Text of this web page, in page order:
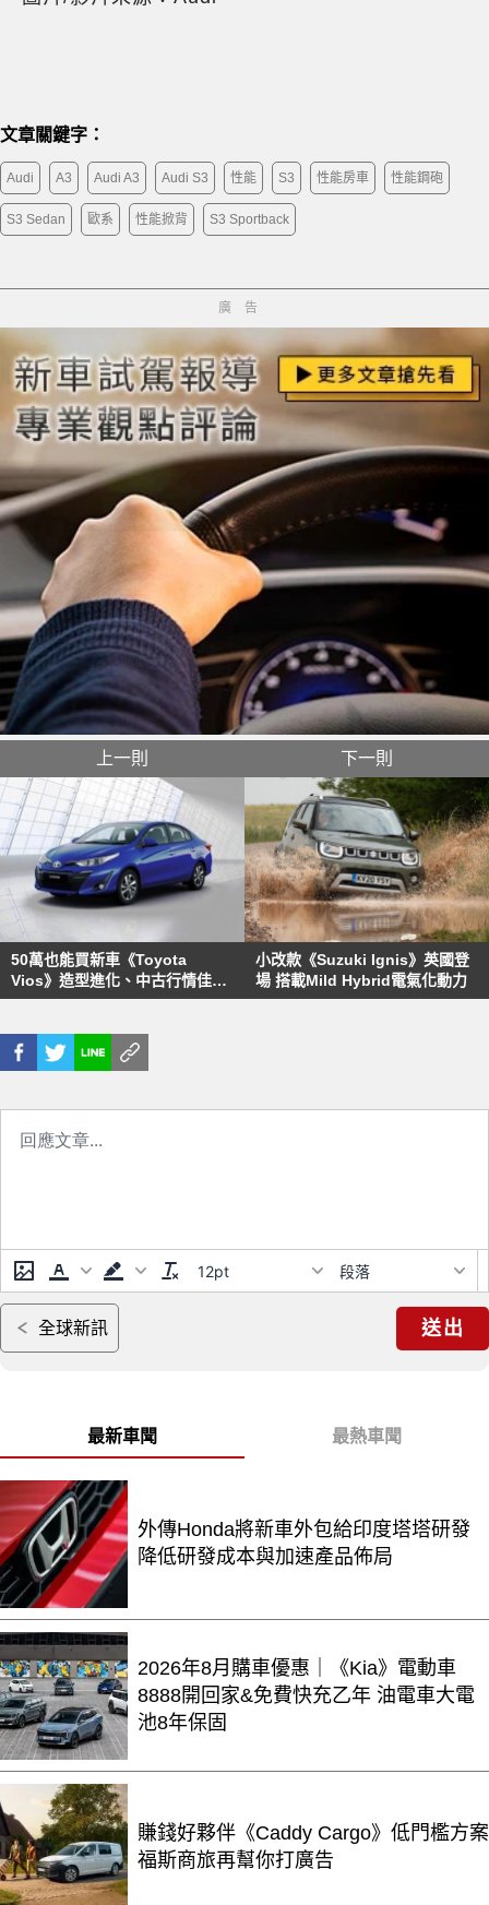
文章關鍵字：
Audi A3 Audi A3 Audi S3 性能 S3 性能房車 性能鋼砲
S3 Sedan 歐系 性能掀背 S3 Sportback
廣告
上一則
50萬也能買新車《Toyota
Vios》造型進化、中古行情佳、
適合小家庭與首購（三）
下一則
小改款《Suzuki Ignis》英國登
場 搭載Mild Hybrid電氣化動力
12pt 段落
全球新訊 送出
最新車聞 最熱車聞
外傳Honda將新車外包給印度塔塔研發
降低研發成本與加速產品佈局
2026年8月購車優惠｜《Kia》電動車
8888開回家&免費快充乙年 油電車大電
池8年保固
賺錢好夥伴《Caddy Cargo》低門檻方案
福斯商旅再幫你打廣告